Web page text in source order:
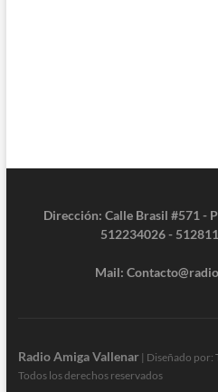
Dirección: Calle Brasil #571 -
512234026 -
Mail:
Radio Amiga Vallenar| Diseñado por:
Todos los derechos reservados